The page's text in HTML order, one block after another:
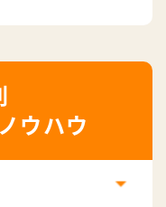
ウハウ